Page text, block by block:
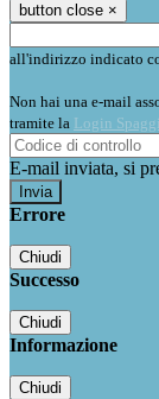
button close ×
all'indirizzo indicato
Non hai una e-mail
tramite la Login
E-mail inviata, si
Errore
Chiudi
Successo
Chiudi
Informazione
Chiudi